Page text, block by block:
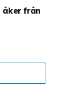
åker från